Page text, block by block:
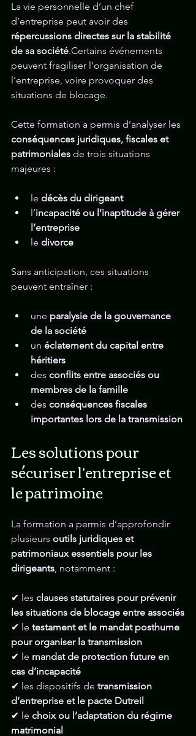
La vie personnelle d’un chef
d’entreprise peut avoir des
répercussions directes sur la stabilité
de sa société.Certains événements
peuvent fragiliser l’organisation de
l’entreprise, voire provoquer des
situations de blocage.
Cette formation a permis d’analyser les
conséquences juridiques, fiscales et
patrimoniales de trois situations
majeures :
le décès du dirigeant
l’incapacité ou l’inaptitude à gérer
l’entreprise
le divorce
Sans anticipation, ces situations
peuvent entraîner :
une paralysie de la gouvernance
de la société
un éclatement du capital entre
héritiers
des conflits entre associés ou
membres de la famille
des conséquences fiscales
importantes lors de la transmission
Les solutions pour
sécuriser l’entreprise et
le patrimoine
La formation a permis d’approfondir
plusieurs outils juridiques et
patrimoniaux essentiels pour les
dirigeants, notamment :
✔ les clauses statutaires pour prévenir
les situations de blocage entre associés
✔ le testament et le mandat posthume
pour organiser la transmission
✔ le mandat de protection future en
cas d’incapacité
✔ les dispositifs de transmission
d’entreprise et le pacte Dutreil
✔ le choix ou l’adaptation du régime
matrimonial